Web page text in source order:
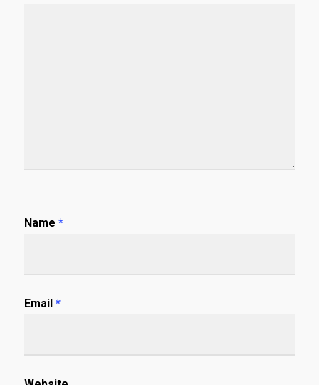
Name *
Email *